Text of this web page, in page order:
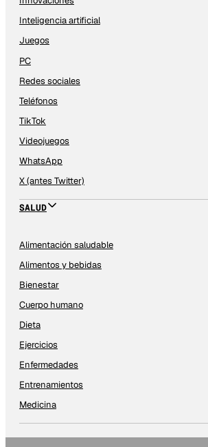
Inteligencia artificial
Juegos
PC
Redes sociales
Teléfonos
TikTok
Videojuegos
WhatsApp
X (antes Twitter)
SALUD
Alimentación saludable
Alimentos y bebidas
Bienestar
Cuerpo humano
Dieta
Ejercicios
Enfermedades
Entrenamientos
Medicina